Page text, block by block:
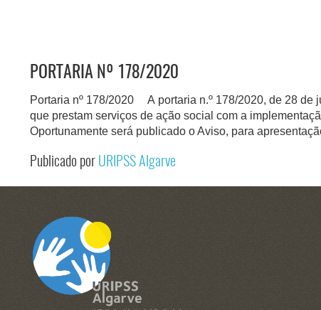
PORTARIA Nº 178/2020
Portaria nº 178/2020 A portaria n.º 178/2020, de 28 de
que prestam serviços de ação social com a
Oportunamente será publicado o Aviso, para
Publicado por URIPSS Algarve